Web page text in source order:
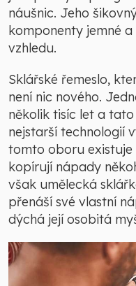
náušnic. Jeho
komponenty jemné
vzhledu.
Sklářské řemeslo,
není nic nového.
několik tisíc let a
nejstarší technologií
tomto oboru existuje
kopírují nápady
však umělecká
přenáší své vlastní
dýchá její osobitá